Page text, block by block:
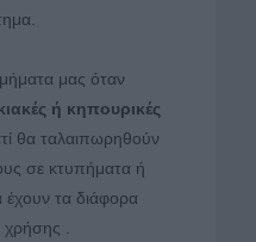
μας όταν
ή κηπουρικές
θα ταλαιπωρηθούν
σε κτυπήματα ή
τα διάφορα
.